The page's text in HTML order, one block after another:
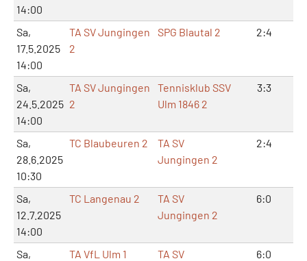
14:00
Sa,
17.5.2025
14:00
TA SV Jungingen
2
SPG Blautal 2 2:4
Sa,
24.5.2025
14:00
TA SV Jungingen
2
Tennisklub SSV
Ulm 1846 2
3:3
Sa,
28.6.2025
10:30
TC Blaubeuren 2
TA SV
Jungingen 2
2:4
Sa,
12.7.2025
14:00
TC Langenau 2
TA SV
Jungingen 2
6:0
Sa,
TA VfL Ulm 1
TA SV
6:0